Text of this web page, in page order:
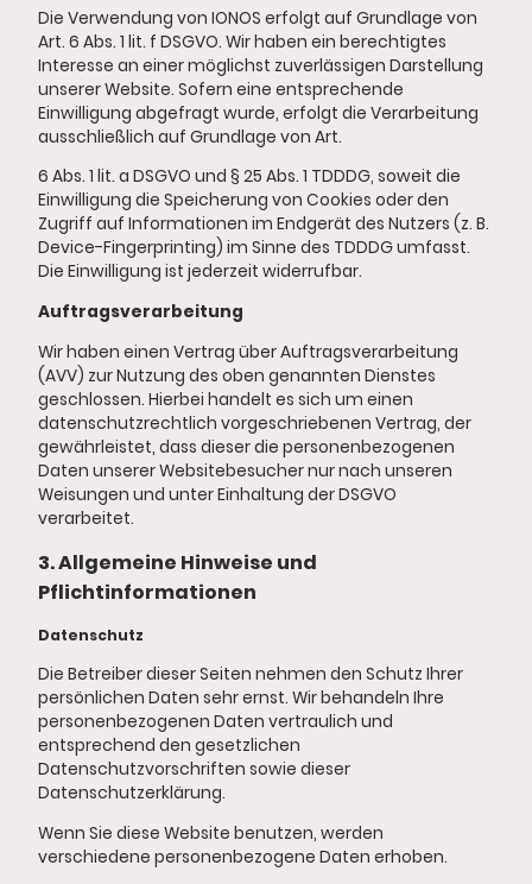
Die Verwendung von IONOS erfolgt auf Grundlage von
Art. 6 Abs. 1 lit. f DSGVO. Wir haben ein berechtigtes
Interesse an einer möglichst zuverlässigen Darstellung
unserer Website. Sofern eine entsprechende
Einwilligung abgefragt wurde, erfolgt die Verarbeitung
ausschließlich auf Grundlage von Art.
6 Abs. 1 lit. a DSGVO und § 25 Abs. 1 TDDDG, soweit die
Einwilligung die Speicherung von Cookies oder den
Zugriff auf Informationen im Endgerät des Nutzers (z. B.
Device-Fingerprinting) im Sinne des TDDDG umfasst.
Die Einwilligung ist jederzeit widerrufbar.
Auftragsverarbeitung
Wir haben einen Vertrag über Auftragsverarbeitung
(AVV) zur Nutzung des oben genannten Dienstes
geschlossen. Hierbei handelt es sich um einen
datenschutzrechtlich vorgeschriebenen Vertrag, der
gewährleistet, dass dieser die personenbezogenen
Daten unserer Websitebesucher nur nach unseren
Weisungen und unter Einhaltung der DSGVO
verarbeitet.
3. Allgemeine Hinweise und
Pflichtinformationen
Datenschutz
Die Betreiber dieser Seiten nehmen den Schutz Ihrer
persönlichen Daten sehr ernst. Wir behandeln Ihre
personenbezogenen Daten vertraulich und
entsprechend den gesetzlichen
Datenschutzvorschriften sowie dieser
Datenschutzerklärung.
Wenn Sie diese Website benutzen, werden
verschiedene personenbezogene Daten erhoben.